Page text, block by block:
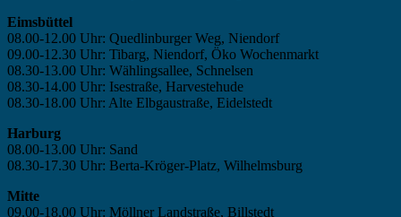
Eimsbüttel
08.00-12.00 Uhr: Quedlinburger Weg, Niendorf
09.00-12.30 Uhr: Tibarg, Niendorf, Öko Wochenmarkt
08.30-13.00 Uhr: Wählingsallee, Schnelsen
08.30-14.00 Uhr: Isestraße, Harvestehude
08.30-18.00 Uhr: Alte Elbgaustraße, Eidelstedt
Harburg
08.00-13.00 Uhr: Sand
08.30-17.30 Uhr: Berta-Kröger-Platz, Wilhelmsburg
Mitte
09.00-18.00 Uhr: Möllner Landstraße, Billstedt